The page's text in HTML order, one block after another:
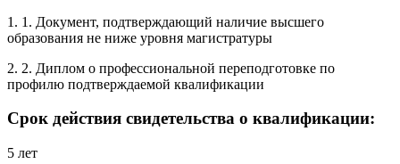
1. 1. Документ, подтверждающий наличие высшего
образования не ниже уровня магистратуры
2. 2. Диплом о профессиональной переподготовке по
профилю подтверждаемой квалификации
Срок действия свидетельства о квалификации:
5 лет